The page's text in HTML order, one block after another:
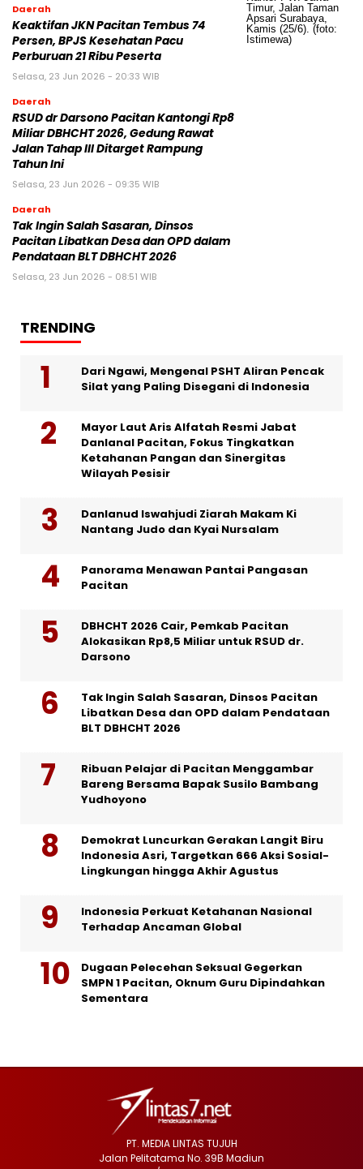
Daerah
Keaktifan JKN Pacitan Tembus 74
Persen, BPJS Kesehatan Pacu
Perburuan 21 Ribu Peserta
Selasa, 23 Jun 2026 - 20:33 WIB
Daerah
RSUD dr Darsono Pacitan Kantongi Rp8
Miliar DBHCHT 2026, Gedung Rawat
Jalan Tahap III Ditarget Rampung
Tahun Ini
Selasa, 23 Jun 2026 - 09:35 WIB
Daerah
Tak Ingin Salah Sasaran, Dinsos
Pacitan Libatkan Desa dan OPD dalam
Pendataan BLT DBHCHT 2026
Selasa, 23 Jun 2026 - 08:51 WIB
TRENDING
Dari Ngawi, Mengenal PSHT Aliran Pencak
Silat yang Paling Disegani di Indonesia
Mayor Laut Aris Alfatah Resmi Jabat
Danlanal Pacitan, Fokus Tingkatkan
Ketahanan Pangan dan Sinergitas
Wilayah Pesisir
Danlanud Iswahjudi Ziarah Makam Ki
Nantang Judo dan Kyai Nursalam
Panorama Menawan Pantai Pangasan
Pacitan
DBHCHT 2026 Cair, Pemkab Pacitan
Alokasikan Rp8,5 Miliar untuk RSUD dr.
Darsono
Tak Ingin Salah Sasaran, Dinsos Pacitan
Libatkan Desa dan OPD dalam Pendataan
BLT DBHCHT 2026
Ribuan Pelajar di Pacitan Menggambar
Bareng Bersama Bapak Susilo Bambang
Yudhoyono
Demokrat Luncurkan Gerakan Langit Biru
Indonesia Asri, Targetkan 666 Aksi Sosial-
Lingkungan hingga Akhir Agustus
Indonesia Perkuat Ketahanan Nasional
Terhadap Ancaman Global
Dugaan Pelecehan Seksual Gegerkan
SMPN 1 Pacitan, Oknum Guru Dipindahkan
Sementara
PT. MEDIA LINTAS TUJUH
Jalan Pelitatama No. 39B Madiun